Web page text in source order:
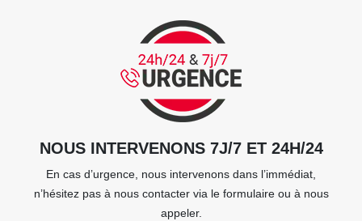
NOUS INTERVENONS 7J/7 ET 24H/24
En cas d’urgence, nous intervenons dans l’immédiat,
n’hésitez pas à nous contacter via le formulaire ou à nous
appeler.